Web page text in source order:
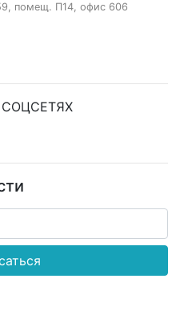
помещ. П14, офис 606